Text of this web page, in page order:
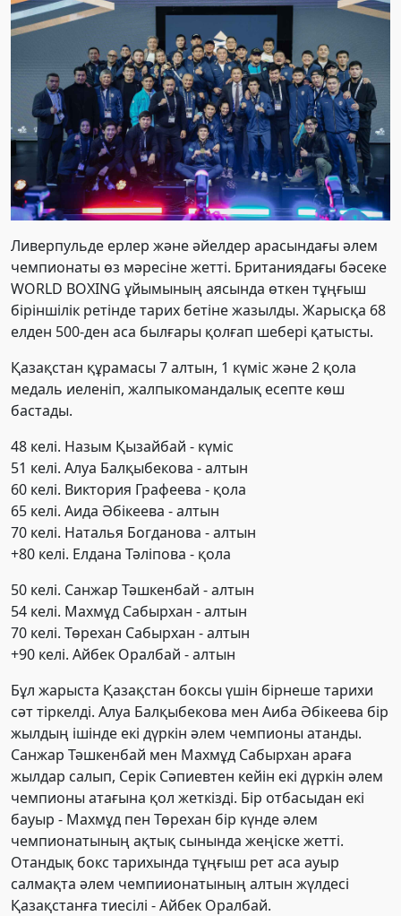
Ливерпульде ерлер және әйелдер арасындағы әлем
чемпионаты өз мәресіне жетті. Британиядағы бәсеке
WORLD BOXING ұйымының аясында өткен тұңғыш
біріншілік ретінде тарих бетіне жазылды. Жарысқа 68
елден 500-ден аса былғары қолғап шебері қатысты.
Қазақстан құрамасы 7 алтын, 1 күміс және 2 қола
медаль иеленіп, жалпыкомандалық есепте көш
бастады.
48 келі. Назым Қызайбай - күміс
51 келі. Алуа Балқыбекова - алтын
60 келі. Виктория Графеева - қола
65 келі. Аида Әбікеева - алтын
70 келі. Наталья Богданова - алтын
+80 келі. Елдана Тәліпова - қола
50 келі. Санжар Тәшкенбай - алтын
54 келі. Махмұд Сабырхан - алтын
70 келі. Төрехан Сабырхан - алтын
+90 келі. Айбек Оралбай - алтын
Бұл жарыста Қазақстан боксы үшін бірнеше тарихи
сәт тіркелді. Алуа Балқыбекова мен Аиба Әбікеева бір
жылдың ішінде екі дүркін әлем чемпионы атанды.
Санжар Тәшкенбай мен Махмұд Сабырхан араға
жылдар салып, Серік Сәпиевтен кейін екі дүркін әлем
чемпионы атағына қол жеткізді. Бір отбасыдан екі
бауыр - Махмұд пен Төрехан бір күнде әлем
чемпионатының ақтық сынында жеңіске жетті.
Отандық бокс тарихында тұңғыш рет аса ауыр
салмақта әлем чемпиионатының алтын жүлдесі
Қазақстанға тиесілі - Айбек Оралбай.